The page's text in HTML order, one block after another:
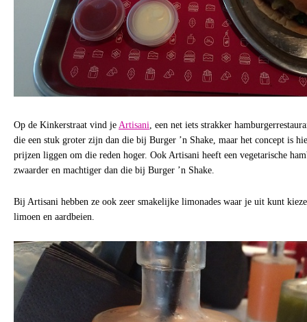
Op de Kinkerstraat vind je Artisani , een net iets strakker
die een stuk groter zijn dan die bij Burger ’n Shake, maar het concept is
prijzen liggen om die reden hoger. Ook Artisani heeft een vegetarische
zwaarder en machtiger dan die bij Burger ’n Shake.
Bij Artisani hebben ze ook zeer smakelijke limonades waar je uit kunt
limoen en aardbeien.